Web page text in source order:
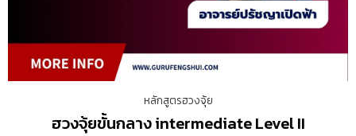
หลักสูตรฮวงจุ้ย
ฮวงจุ้ยขั้นกลาง intermediate Level II